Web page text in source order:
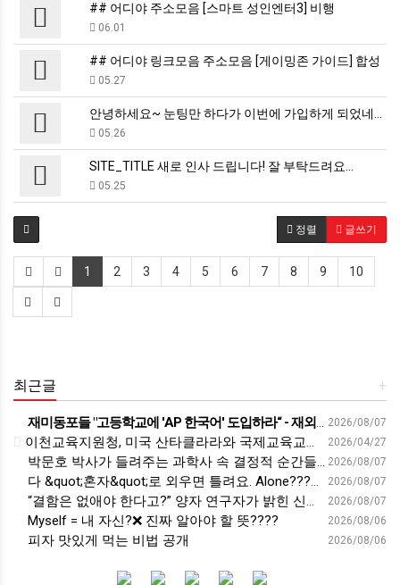
## 어디야 주소모음 [스마트 성인엔터3] 비행
06.01
## 어디야 링크모음 주소모음 [게이밍존 가이드] 합성
05.27
안녕하세요~ 눈팅만 하다가 이번에 가입하게 되었네요.
05.26
SITE_TITLE 새로 인사 드립니다! 잘 부탁드려요…
05.25
정렬 글쓰기
1 2 3 4 5 6 7 8 9 10
+
최근글
2026/08/07
재미동포들 "고등학교에 'AP 한국어' 도입하라“ - 재외동포신문
2026/04/27
이천교육지원청, 미국 산타클라라와 국제교육교류 파트너십 회의 개최:경인투데이뉴스 - 경인투데이뉴스
2026/08/07
박문호 박사가 들려주는 과학사 속 결정적 순간들! 직관을 뛰어넘는 과학적 통찰 : 생각하는 청소년을 위한 과학 시리즈 1부(feat.박문호 박사)
2026/08/07
다 &quot;혼자&quot;로 외우면 틀려요. Alone????By myself????On my own
2026/08/07
“결함은 없애야 한다고?” 양자 연구자가 밝힌 신비: 없애려던 흠이 무기가 되는 방법 | 이정현 KIST 양자기술연구단 선임연구원 | 양자 컴퓨터 인생 | 세바시 2121회
2026/08/06
Myself = 내 자신?❌ 진짜 알아야 할 뜻????
2026/08/06
피자 맛있게 먹는 비법 공개